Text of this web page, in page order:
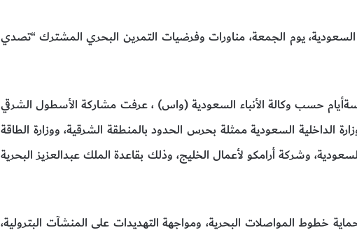
السعودية، يوم الجمعة، مناورات وفرضيات التمرين البحري المشترك “تصدي
حسب وكالة الأنباء السعودية (واس) ، عرفت مشاركة الأسطول الشرقي
الداخلية السعودية ممثلة بحرس الحدود بالمنطقة الشرقية، ووزارة الطاقة
وشركة أرامكو لأعمال الخليج، وذلك بقاعدة الملك عبدالعزيز البحرية
5” بغرض حماية خطوط المواصلات البحرية، ومواجهة التهديدات على المنشآت البترولية،